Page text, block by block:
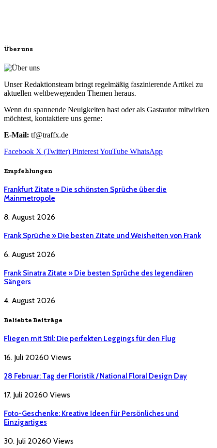
Über uns
Unser Redaktionsteam bringt regelmäßig faszinierende Artikel zu
aktuellen weltbewegenden Themen heraus.
Wenn du spannende Neuigkeiten hast oder als Gastautor mitwirken
möchtest, kontaktiere uns gerne:
E-Mail: tf@traffx.de
Facebook X (Twitter) PinterestYouTube WhatsApp
Empfehlungen
Frankfurt Zitate » Die schönsten Sprüche über die
Mainmetropole
8. August 2026
Frank Sprüche » Die besten Zitate und Weisheiten von Frank
6. August 2026
Frank Sinatra Zitate » Die besten Sprüche des legendären
Sängers
4. August 2026
Beliebte Beiträge
Fliegen mit Stil: Die perfekten Leggings für den Flug
16. Juli 20260 Views
28 Februar: Tag der Floristik / National Floral Design Day
17. Juli 20260 Views
Foto-Geschenke: Kreative Ideen für Persönliches und
Einzigartiges
30. Juli 20260 Views